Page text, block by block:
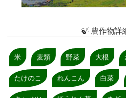
🍃 農作物詳
米 麦類 野菜 大根
たけのこ れんこん 白菜